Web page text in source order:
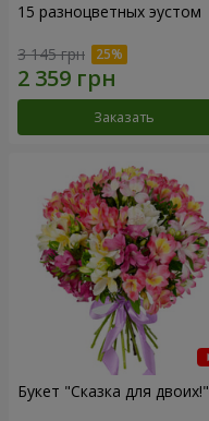
15 разноцветных эустом
3 145 грн
Заказать
Букет "Сказка для двоих!"